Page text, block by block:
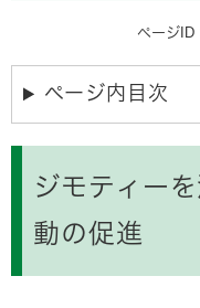
ページID
ページ内目次
ジモティー
動の促進